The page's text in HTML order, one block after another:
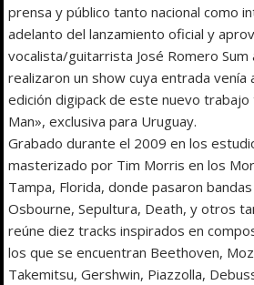
prensa y público tanto nacional como
adelanto del lanzamiento oficial y
vocalista/guitarrista José Romero
realizaron un show cuya entrada venía
edición digipack de este nuevo
Man», exclusiva para Uruguay.
Grabado durante el 2009 en los
masterizado por Tim Morris en los
Tampa, Florida, donde pasaron
Osbourne, Sepultura, Death, y otros
reúne diez tracks inspirados en
los que se encuentran Beethoven,
Takemitsu, Gershwin, Piazzolla,